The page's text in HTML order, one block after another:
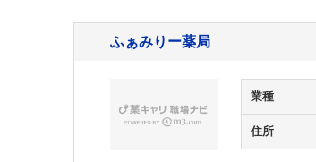
ふぁみりー薬局
業種
住所